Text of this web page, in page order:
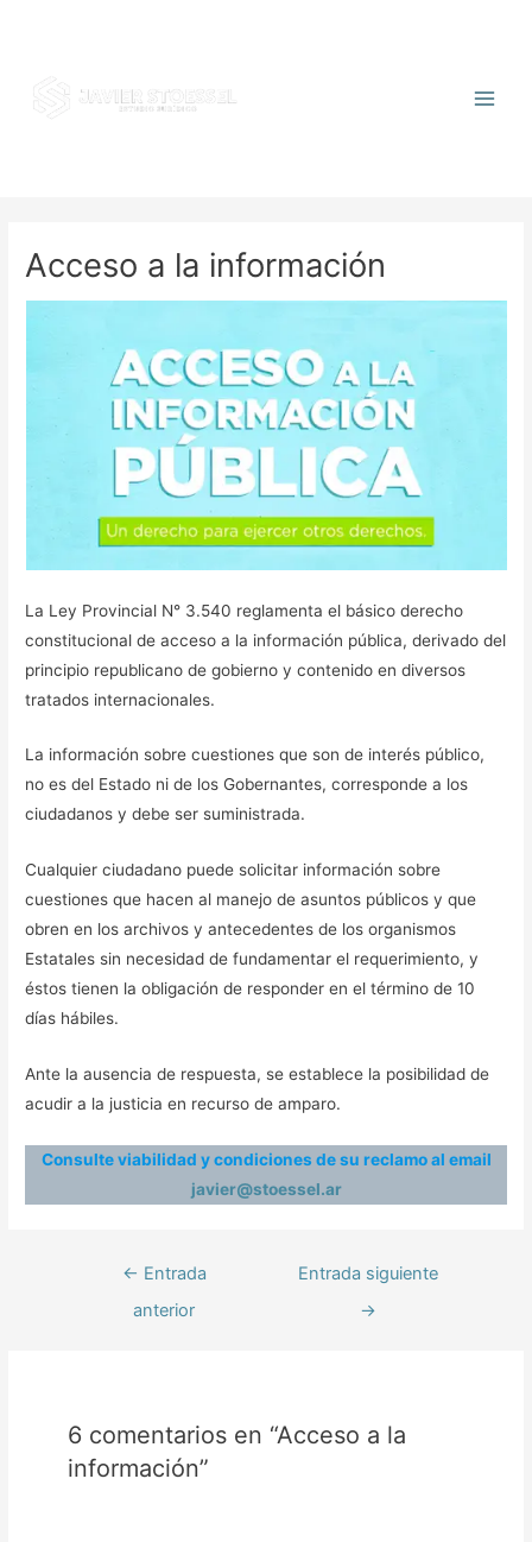
Acceso a la información
La Ley Provincial N° 3.540 reglamenta el básico derecho
constitucional de acceso a la información pública, derivado del
principio republicano de gobierno y contenido en diversos
tratados internacionales.
La información sobre cuestiones que son de interés público,
no es del Estado ni de los Gobernantes, corresponde a los
ciudadanos y debe ser suministrada.
Cualquier ciudadano puede solicitar información sobre
cuestiones que hacen al manejo de asuntos públicos y que
obren en los archivos y antecedentes de los organismos
Estatales sin necesidad de fundamentar el requerimiento, y
éstos tienen la obligación de responder en el término de 10
días hábiles.
Ante la ausencia de respuesta, se establece la posibilidad de
acudir a la justicia en recurso de amparo.
Consulte viabilidad y condiciones de su reclamo al email
javier@stoessel.ar
← Entrada
anterior
Entrada siguiente
→
6 comentarios en “Acceso a la
información”